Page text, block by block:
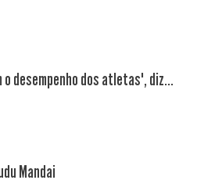
desempenho dos atletas", diz...
Mandai